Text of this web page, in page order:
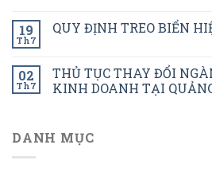
19
Th7
QUY ĐỊNH TREO BIỂN
02
Th7
THỦ TỤC THAY ĐỔI
KINH DOANH TẠI
DANH MỤC